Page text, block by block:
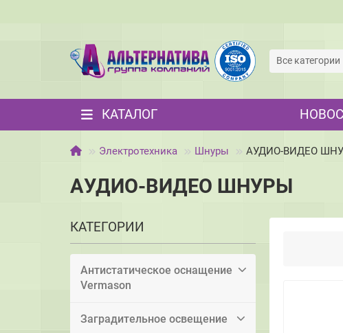
Все категории
КАТАЛОГ
Электротехника Шнуры АУДИО-ВИДЕО
АУДИО-ВИДЕО ШНУРЫ
КАТЕГОРИИ
Антистатическое оснащение
Vermason
Заградительное освещение